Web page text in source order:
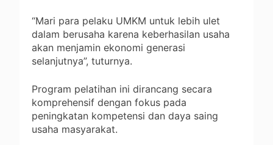
“Mari para pelaku UMKM untuk lebih ulet
dalam berusaha karena keberhasilan usaha
akan menjamin ekonomi generasi
selanjutnya”, tuturnya.
Program pelatihan ini dirancang secara
komprehensif dengan fokus pada
peningkatan kompetensi dan daya saing
usaha masyarakat.